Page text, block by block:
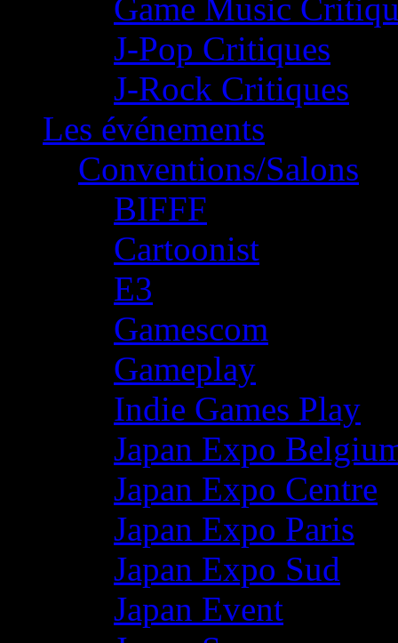
Game Music
J-Pop Critiques
J-Rock Critiques
Les événements
Conventions/Salons
BIFFF
Cartoonist
E3
Gamescom
Gameplay
Indie Games Play
Japan Expo
Japan Expo Centre
Japan Expo Paris
Japan Expo Sud
Japan Event